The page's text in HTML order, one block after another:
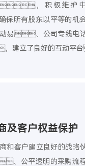
，积极维护中
有股东以平等的机会
易、公司专线电
建立了良好的互动平
及客户权益保护
和客户建立良好的战略
公平透明的采购流程